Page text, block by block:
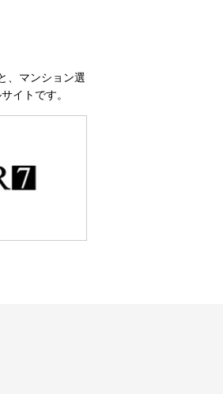
、マンション選
イトです。